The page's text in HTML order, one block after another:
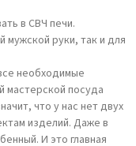
в СВЧ печи.
мужской руки, так и для
необходимые
мастерской посуда
что у нас нет двух
изделий. Даже в
И это главная